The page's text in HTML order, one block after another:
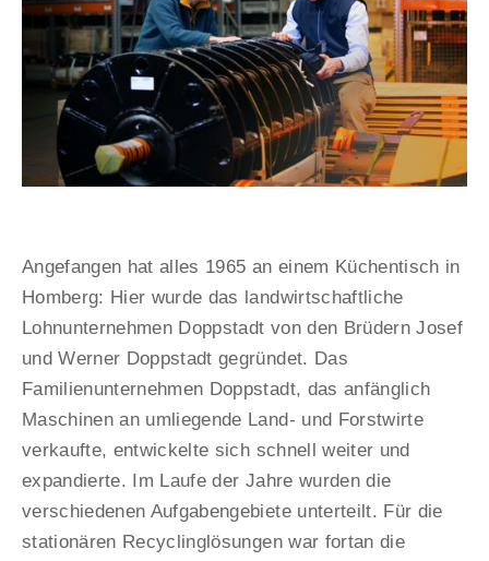
Angefangen hat alles 1965 an einem Küchentisch in
Homberg: Hier wurde das landwirtschaftliche
Lohnunternehmen Doppstadt von den Brüdern Josef
und Werner Doppstadt gegründet. Das
Familienunternehmen Doppstadt, das anfänglich
Maschinen an umliegende Land- und Forstwirte
verkaufte, entwickelte sich schnell weiter und
expandierte. Im Laufe der Jahre wurden die
verschiedenen Aufgabengebiete unterteilt. Für die
stationären Recyclinglösungen war fortan die